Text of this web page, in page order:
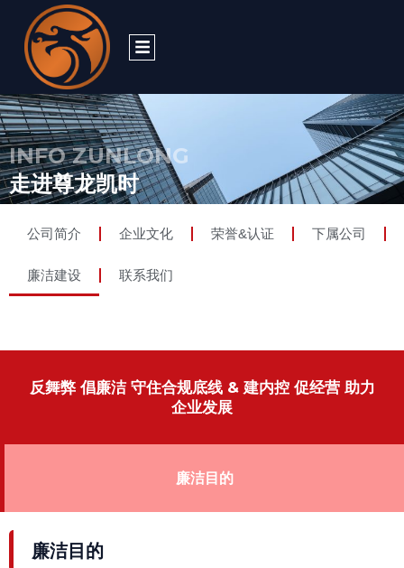
INFO ZUNLONG
走进尊龙凯时
公司简介 企业文化 荣誉&认证 下属公司
廉洁建设 联系我们
反舞弊 倡廉洁 守住合规底线 & 建内控 促经营 助力
企业发展
廉洁目的
廉洁目的